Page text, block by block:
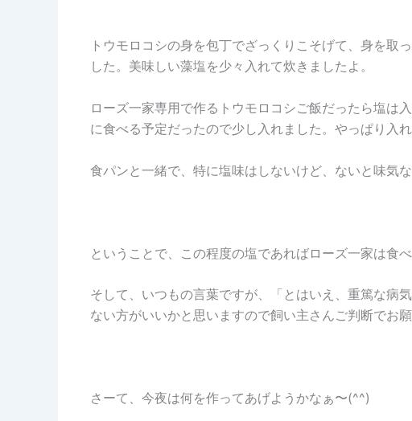
トウモロコシの身を包丁でざっくりこそげて、身を取
した。美味しい藻塩を少々入れて炊きましたよ。
ローズ一家専用で作るトウモロコシご飯だったら塩は
に食べる予定だったので少し入れました。やっぱり入
食パンと一緒で、特に塩味はしないけど、ないと味気な
ということで、この程度の塩であればローズ一家は食
そして、いつもの言葉ですが、「とはいえ、重篤な病
ない方がいいかと思いますので飼い主さんご判断でお願
さーて、今夜は何を作ってあげようかなぁ〜(^^)